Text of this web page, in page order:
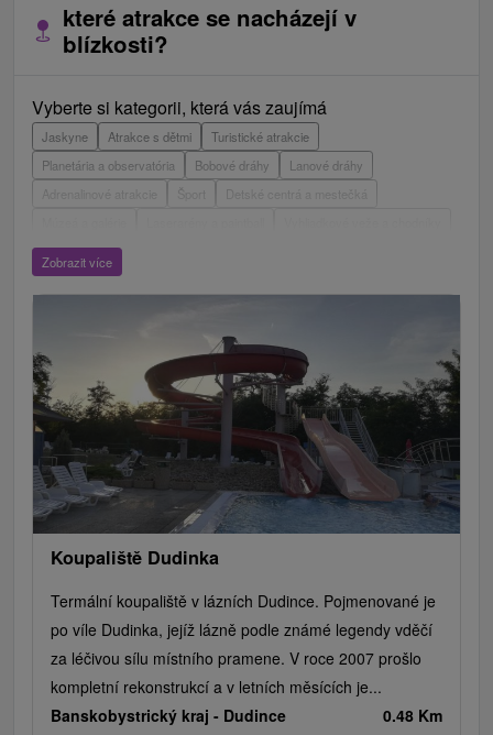
které atrakce se nacházejí v
blízkosti?
Vyberte si kategorii, která vás zaujímá
Jaskyne Atrakce s dětmi
Turistické atrakcie
Planetária a observatória
Bobové dráhy
Lanové dráhy
Adrenalinové atrakcie
Detské centrá a mestečká
ZOO a zvieracie farmy
Hrady, zámky, zrúcaniny
Technické pamiatky
Vodopády
Drevené kostolíky Divadlá
Túry a turistické chodníky
Kaštiele Horské chaty
Sakrálne miesta
Plte, rafting, splavy
Architektonické stavby
Lyžiarske strediská
Golfové ihriská
Motokárové dráhy
Amfiteátre a kiná v prírode
Vínne cesty
Cyklotrasy
Zobrazit více
Koupaliště Dudinka
Termální koupaliště v lázních Dudince. Pojmenované je
po víle Dudinka, jejíž lázně podle známé legendy vděčí
za léčivou sílu místního pramene. V roce 2007 prošlo
kompletní rekonstrukcí a v letních měsících je...
Banskobystrický kraj - Dudince 0.48 Km